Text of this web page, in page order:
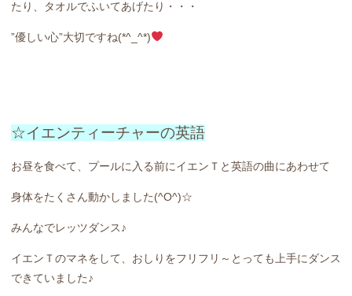
たり、タオルでふいてあげたり・・・
”優しい心”大切ですね(*^_^*)
☆イエンティーチャーの英語
お昼を食べて、プールに入る前にイエンＴと英語の曲にあわせて
身体をたくさん動かしました(^O^)☆
みんなでレッツダンス♪
イエンＴのマネをして、おしりをフリフリ～とっても上手にダンス
できていました♪